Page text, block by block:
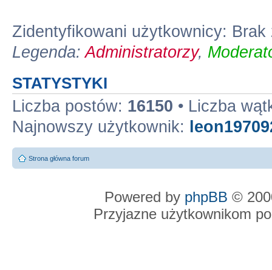
Zidentyfikowani użytkownicy:
Legenda:Administratorzy,
STATYSTYKI
Liczba postów: 16150 • Liczba
Najnowszy użytkownik:
Strona główna forum
Powered by phpBB ©
Przyjazne użytkownikom